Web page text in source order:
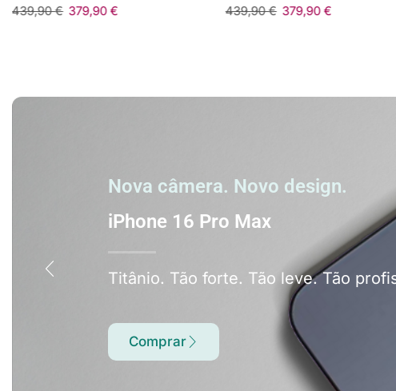
439,90€ 379,90€ 439,90€ 379,90€
Nova câmera. Novo design.
iPhone 16 Pro Max
Titânio. Tão forte. Tão leve. Tão
Comprar